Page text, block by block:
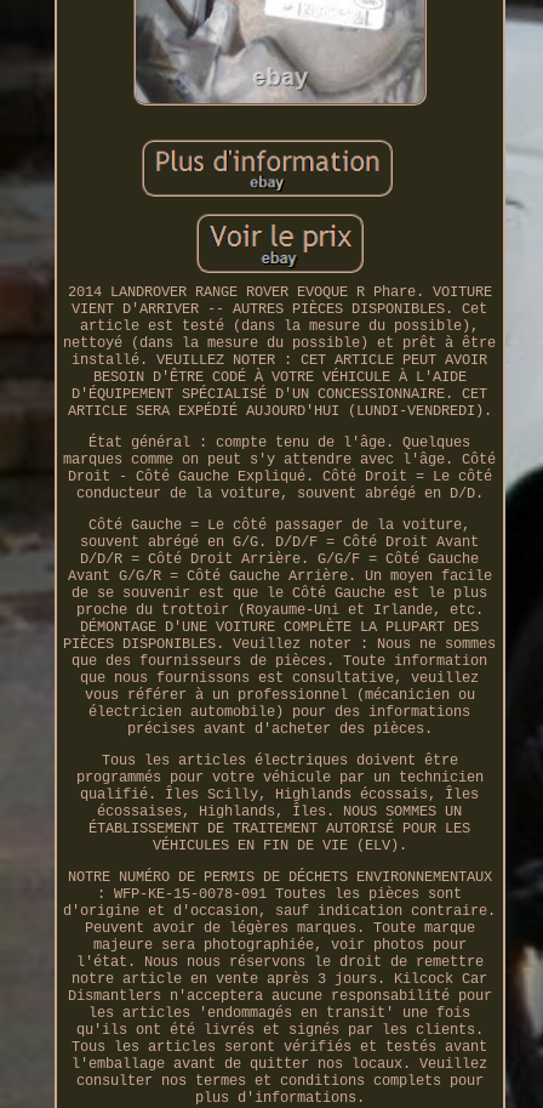
2014 LANDROVER RANGE ROVER EVOQUE R Phare. VOITURE
VIENT D'ARRIVER -- AUTRES PIÈCES DISPONIBLES. Cet
article est testé (dans la mesure du possible),
nettoyé (dans la mesure du possible) et prêt à être
installé. VEUILLEZ NOTER : CET ARTICLE PEUT AVOIR
BESOIN D'ÊTRE CODÉ À VOTRE VÉHICULE À L'AIDE
D'ÉQUIPEMENT SPÉCIALISÉ D'UN CONCESSIONNAIRE. CET
ARTICLE SERA EXPÉDIÉ AUJOURD'HUI (LUNDI-VENDREDI).
État général : compte tenu de l'âge. Quelques
marques comme on peut s'y attendre avec l'âge. Côté
Droit - Côté Gauche Expliqué. Côté Droit = Le côté
conducteur de la voiture, souvent abrégé en D/D.
Côté Gauche = Le côté passager de la voiture,
souvent abrégé en G/G. D/D/F = Côté Droit Avant
D/D/R = Côté Droit Arrière. G/G/F = Côté Gauche
Avant G/G/R = Côté Gauche Arrière. Un moyen facile
de se souvenir est que le Côté Gauche est le plus
proche du trottoir (Royaume-Uni et Irlande, etc.
DÉMONTAGE D'UNE VOITURE COMPLÈTE LA PLUPART DES
PIÈCES DISPONIBLES. Veuillez noter : Nous ne sommes
que des fournisseurs de pièces. Toute information
que nous fournissons est consultative, veuillez
vous référer à un professionnel (mécanicien ou
électricien automobile) pour des informations
précises avant d'acheter des pièces.
Tous les articles électriques doivent être
programmés pour votre véhicule par un technicien
qualifié. Îles Scilly, Highlands écossais, Îles
écossaises, Highlands, Îles. NOUS SOMMES UN
ÉTABLISSEMENT DE TRAITEMENT AUTORISÉ POUR LES
VÉHICULES EN FIN DE VIE (ELV).
NOTRE NUMÉRO DE PERMIS DE DÉCHETS ENVIRONNEMENTAUX
: WFP-KE-15-0078-091 Toutes les pièces sont
d'origine et d'occasion, sauf indication contraire.
Peuvent avoir de légères marques. Toute marque
majeure sera photographiée, voir photos pour
l'état. Nous nous réservons le droit de remettre
notre article en vente après 3 jours. Kilcock Car
Dismantlers n'acceptera aucune responsabilité pour
les articles 'endommagés en transit' une fois
qu'ils ont été livrés et signés par les clients.
Tous les articles seront vérifiés et testés avant
l'emballage avant de quitter nos locaux. Veuillez
consulter nos termes et conditions complets pour
plus d'informations.